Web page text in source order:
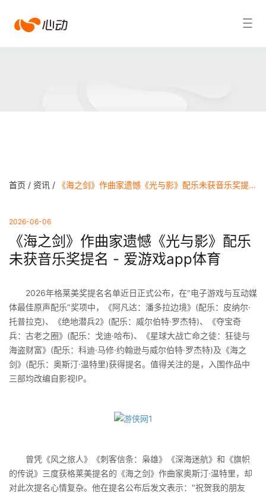
爱搜索结果
首页 / 资讯 / 《海之剑》作曲家遗憾《光与影》配乐未获音乐奖提名 - 爱游戏app体育
2026-06-06
《海之剑》作曲家遗憾《光与影》配乐
未获音乐奖提名 - 爱游戏app体育
2026年格莱美奖提名名单近日正式公布，在"电子游戏与互动媒
体最佳原声配乐"奖项中，《阿凡达：潘多拉边境》(配乐：皮纳尔·
托普拉克)、《绝地潜兵2》(配乐：威尔伯特·罗杰特)、《夺宝奇
兵：古老之圈》(配乐：戈迪·哈布)、《星球大战亡命之徒：狂徒与
海盗财富》(配乐：科迪·马修·约翰逊与威尔伯特·罗杰特)及《海之
剑》(配乐：奥斯汀·温特里)获得提名。值得关注的是，入围作品中
三部均改编自影视IP。
曾凭《风之旅人》《刺客信条：枭雄》《深海迷航》和《旗帜
的传说》三度获格莱美提名的《海之剑》作曲家奥斯汀·温特里，却
对此次提名心情复杂。他在提名公布后发文表示："祝贺我的朋友